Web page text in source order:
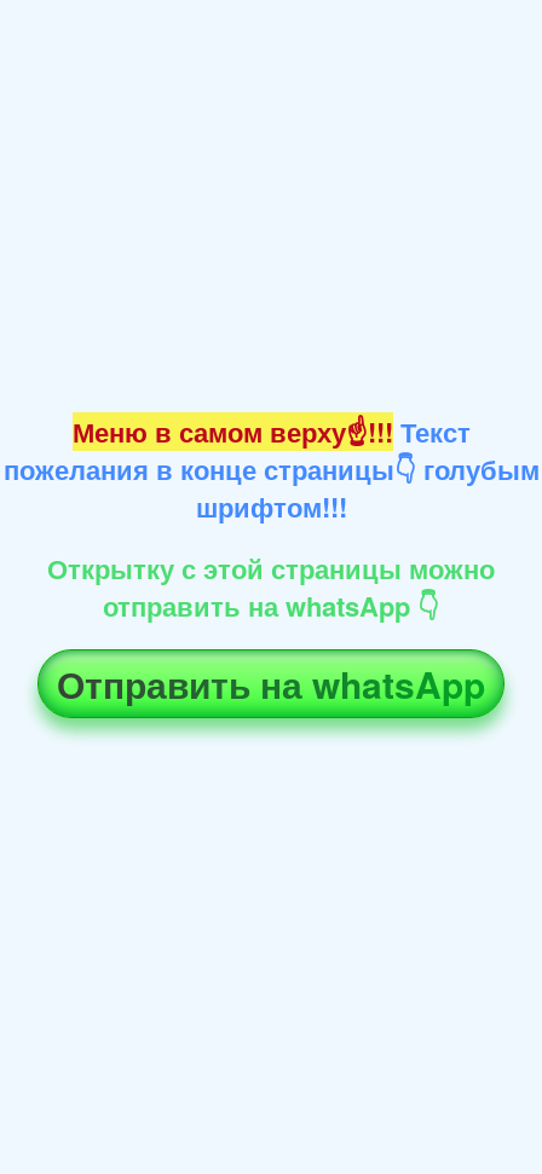
Меню в самом верху☝!!! Текст
пожелания в конце страницы👇 голубым
шрифтом!!!
Открытку с этой страницы можно
отправить на whatsApp 👇
Отправить на whatsApp